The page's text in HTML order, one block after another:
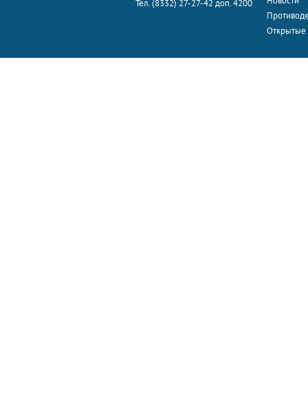
Тел. (8332) 27-27-42 доп. 4200